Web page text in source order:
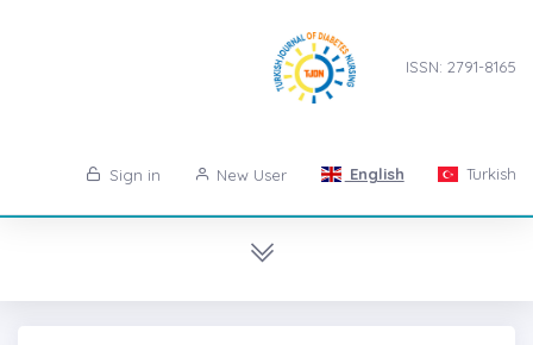
ISSN: 2791-8165
Sign in New User English Turkish